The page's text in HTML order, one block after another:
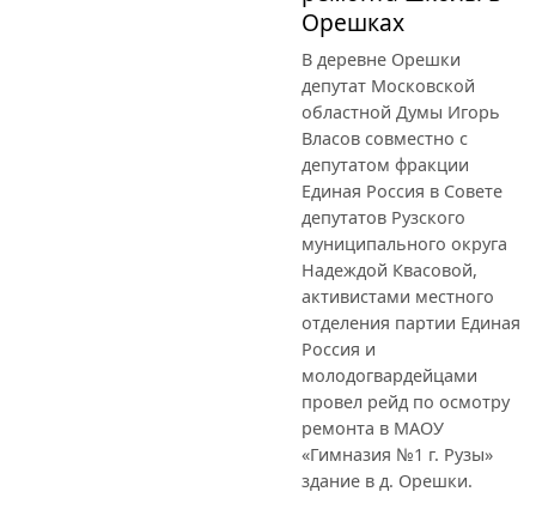
Орешках
В деревне Орешки
депутат Московской
областной Думы Игорь
Власов совместно с
депутатом фракции
Единая Россия в Совете
депутатов Рузского
муниципального округа
Надеждой Квасовой,
активистами местного
отделения партии Единая
Россия и
молодогвардейцами
провел рейд по осмотру
ремонта в МАОУ
«Гимназия №1 г. Рузы»
здание в д. Орешки.